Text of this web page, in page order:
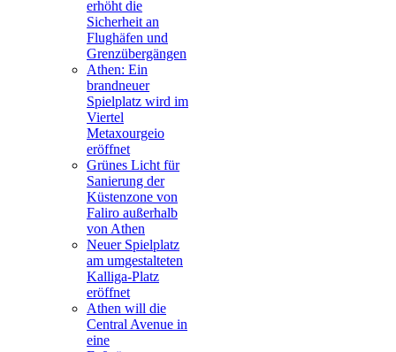
erhöht die
Sicherheit an
Flughäfen und
Grenzübergängen
Athen: Ein
brandneuer
Spielplatz wird im
Viertel
Metaxourgeio
eröffnet
Grünes Licht für
Sanierung der
Küstenzone von
Faliro außerhalb
von Athen
Neuer Spielplatz
am umgestalteten
Kalliga-Platz
eröffnet
Athen will die
Central Avenue in
eine